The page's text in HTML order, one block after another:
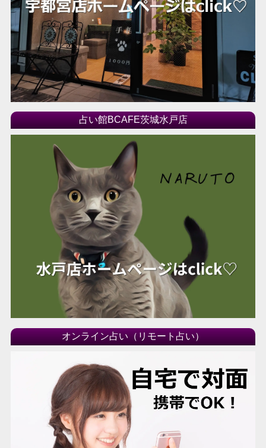
2015年07月
2015年06月
2015年05月
占い館BCAFE茨城水戸店
オンライン占い（リモート占い）